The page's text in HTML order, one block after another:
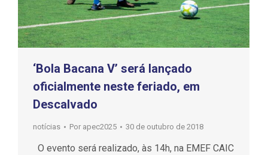
‘Bola Bacana V’ será lançado
oficialmente neste feriado, em
Descalvado
notícias Por apec2025 30 de outubro de 2018
O evento será realizado, às 14h, na EMEF CAIC